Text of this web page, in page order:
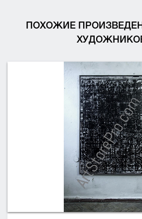
ПОХОЖИЕ